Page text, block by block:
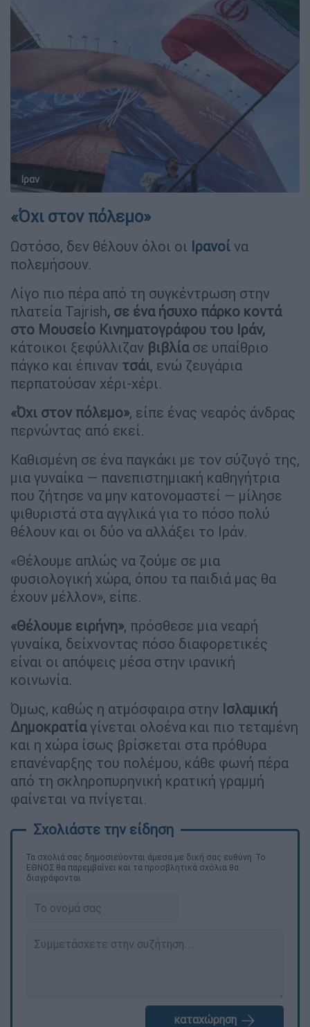
Ιραν
«Όχι στον πόλεμο»
Ωστόσο, δεν θέλουν όλοι οι Ιρανοί να
πολεμήσουν.
Λίγο πιο πέρα από τη συγκέντρωση στην
πλατεία Tajrish, σε ένα ήσυχο πάρκο κοντά
στο Μουσείο Κινηματογράφου του Ιράν,
κάτοικοι ξεφύλλιζαν βιβλίασε υπαίθριο
πάγκο και έπιναν τσάι, ενώ ζευγάρια
περπατούσαν χέρι-χέρι.
«Όχι στον πόλεμο», είπε ένας νεαρός άνδρας
περνώντας από εκεί.
Καθισμένη σε ένα παγκάκι με τον σύζυγό της,
μια γυναίκα — πανεπιστημιακή καθηγήτρια
που ζήτησε να μην κατονομαστεί — μίλησε
ψιθυριστά στα αγγλικά για το πόσο πολύ
θέλουν και οι δύο να αλλάξει το Ιράν.
«Θέλουμε απλώς να ζούμε σε μια
φυσιολογική χώρα, όπου τα παιδιά μας θα
έχουν μέλλον», είπε.
«Θέλουμε ειρήνη», πρόσθεσε μια νεαρή
γυναίκα, δείχνοντας πόσο διαφορετικές
είναι οι απόψεις μέσα στην ιρανική
κοινωνία.
Όμως, καθώς η ατμόσφαιρα στην Ισλαμική
Δημοκρατίαγίνεται ολοένα και πιο τεταμένη
και η χώρα ίσως βρίσκεται στα πρόθυρα
επανέναρξης του πολέμου, κάθε φωνή πέρα
από τη σκληροπυρηνική κρατική γραμμή
φαίνεται να πνίγεται.
Τα σχολιά σας δημοσιεύονται άμεσα με δική σας ευθύνη. Το
ΕΘΝΟΣ θα παρεμβαίνει και τα προσβλητικά σχόλια θα
διαγράφονται
καταχώρηση